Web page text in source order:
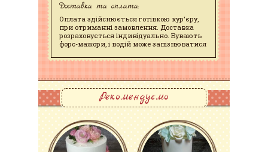
Доставка та оплата:
Оплата здійснюється готівкою кур'єру,
при отриманні замовлення. Доставка
розраховується індивідуально. Бувають
форс-мажори, і водій може запізнюватися
Рекомендуємо